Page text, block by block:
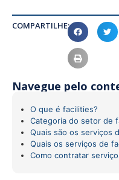
COMPARTILHE:
Navegue pelo
O que é facilities?
Categoria do setor de
Quais são os serviços
Quais os serviços de
Como contratar